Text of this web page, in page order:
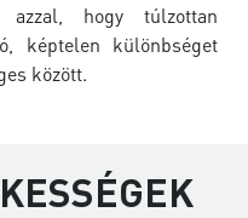
azzal, hogy túlzottan
képtelen különbséget
között.